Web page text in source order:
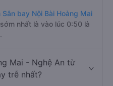
Sân bay Nội Bài Hoàng Mai
nhất là vào lúc 0:50 là
Mai - Nghệ An từ
trễ nhất?